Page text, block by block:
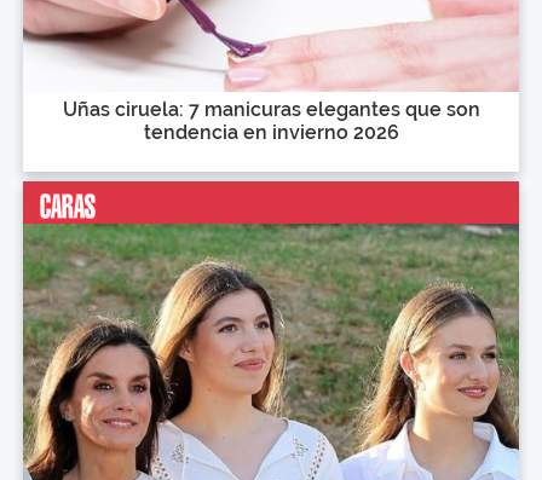
Uñas ciruela: 7 manicuras elegantes que son
tendencia en invierno 2026